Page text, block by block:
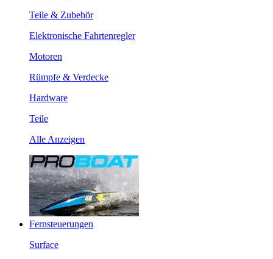
Teile & Zubehör
Elektronische Fahrtenregler
Motoren
Rümpfe & Verdecke
Hardware
Teile
Alle Anzeigen
Fernsteuerungen
Surface